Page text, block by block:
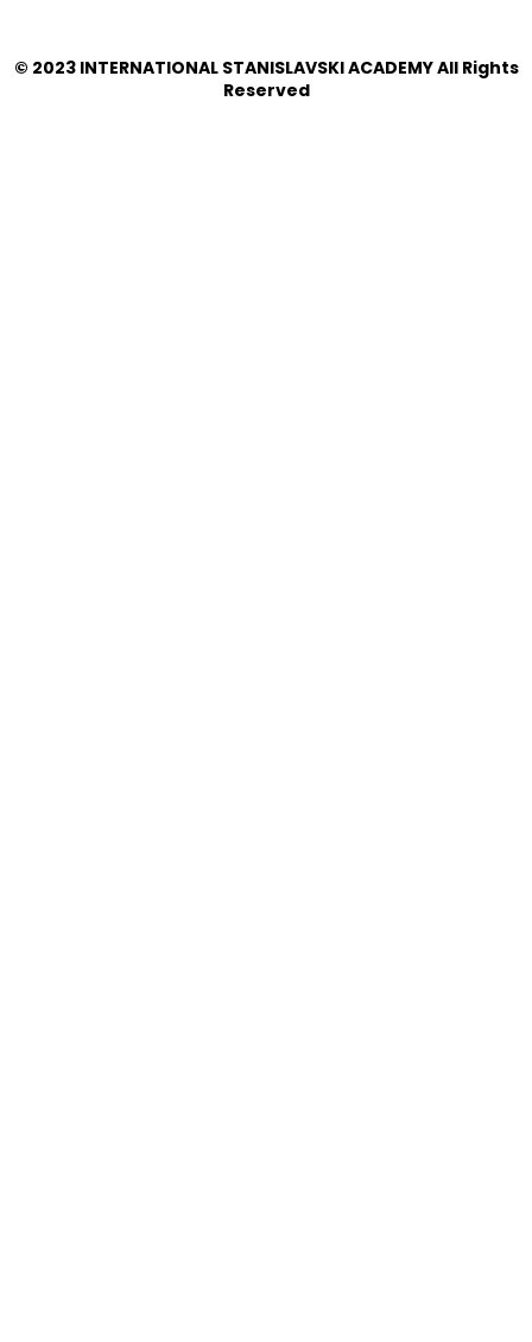
© 2023 INTERNATIONAL STANISLAVSKI ACADEMY All Rights
Reserved